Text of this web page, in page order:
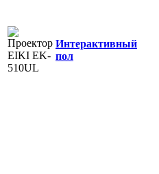
Интерактивный
пол